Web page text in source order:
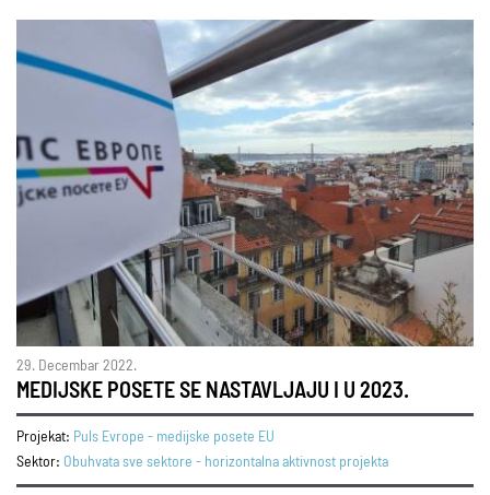
29. Decembar 2022.
MEDIJSKE POSETE SE NASTAVLJAJU I U 2023.
Projekat: Puls Evrope - medijske posete EU
Sektor: Obuhvata sve sektore - horizontalna aktivnost projekta